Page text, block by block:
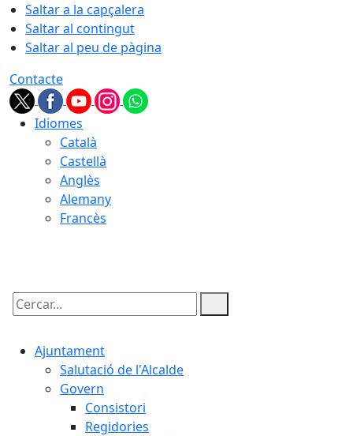
Saltar a la capçalera
Saltar al contingut
Saltar al peu de pàgina
Contacte
Idiomes
Català
Castellà
Anglès
Alemany
Francès
Cercar:
Ajuntament
Salutació de l'Alcalde
Govern
Consistori
Regidories